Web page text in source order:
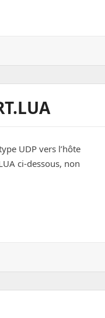
UDP vers l’hôte
ci-dessous, non